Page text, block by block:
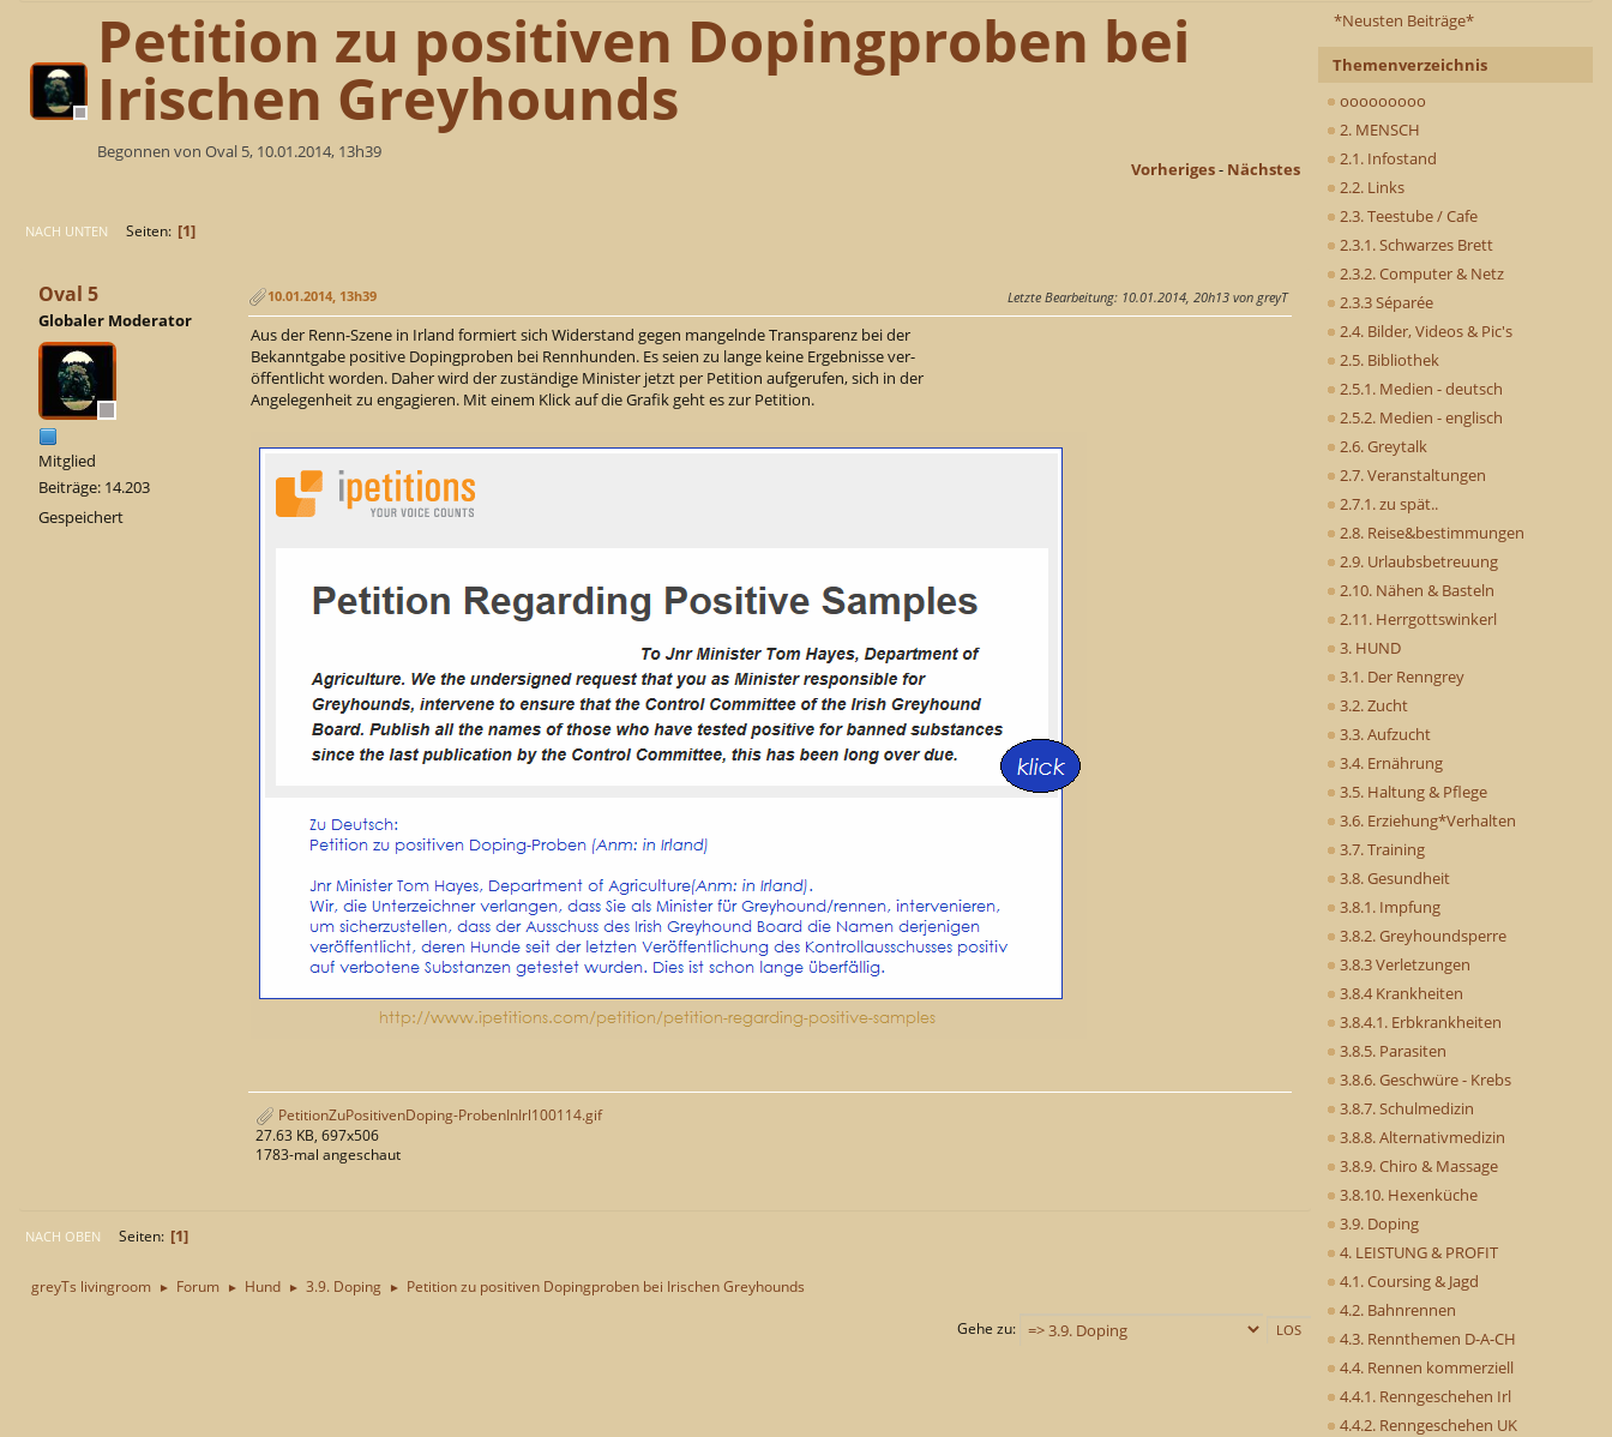
*Neusten Beiträge*
Themenverzeichnis
ooooooooo
2. MENSCH
2.1. Infostand
2.2. Links
2.3. Teestube / Cafe
2.3.1. Schwarzes Brett
2.3.2. Computer & Netz
2.3.3 Séparée
2.4. Bilder, Videos & Pic's
2.5. Bibliothek
2.5.1. Medien - deutsch
2.5.2. Medien - englisch
2.6. Greytalk
2.7. Veranstaltungen
2.7.1. zu spät..
2.8. Reise&bestimmungen
2.9. Urlaubsbetreuung
2.10. Nähen & Basteln
2.11. Herrgottswinkerl
3. HUND
3.1. Der Renngrey
3.2. Zucht
3.3. Aufzucht
3.4. Ernährung
3.5. Haltung & Pflege
3.6. Erziehung*Verhalten
3.7. Training
3.8. Gesundheit
3.8.1. Impfung
3.8.2. Greyhoundsperre
3.8.3 Verletzungen
3.8.4 Krankheiten
3.8.4.1. Erbkrankheiten
3.8.5. Parasiten
3.8.6. Geschwüre - Krebs
3.8.7. Schulmedizin
3.8.8. Alternativmedizin
3.8.9. Chiro & Massage
3.8.10. Hexenküche
3.9. Doping
4. LEISTUNG & PROFIT
4.1. Coursing & Jagd
4.2. Bahnrennen
4.3. Rennthemen D-A-CH
4.4. Rennen kommerziell
4.4.1. Renngeschehen Irl
4.4.2. Renngeschehen UK
Petition zu positiven Dopingproben bei
Irischen Greyhounds
Begonnen von Oval 5, 10.01.2014, 13h39
Vorheriges- Nächstes
NACH UNTEN Seiten 1
Oval 5
Globaler Moderator
Mitglied
Beiträge: 14.203
Gespeichert
10.01.2014, 13h39 Letzte Bearbeitung: 10.01.2014, 20h13 von greyT
Aus der Renn-Szene in Irland formiert sich Widerstand gegen mangelnde Transparenz bei der
Bekanntgabe positive Dopingproben bei Rennhunden. Es seien zu lange keine Ergebnisse ver-
öffentlicht worden. Daher wird der zuständige Minister jetzt per Petition aufgerufen, sich in der
Angelegenheit zu engagieren. Mit einem Klick auf die Grafik geht es zur Petition.
PetitionZuPositivenDoping-ProbenInIrl100114.gif
27.63 KB, 697x506
1783-mal angeschaut
NACH OBEN Seiten 1
greyTs livingroom ► Forum ► Hund ► 3.9. Doping ► Petition zu positiven Dopingproben bei Irischen Greyhounds
Gehe zu